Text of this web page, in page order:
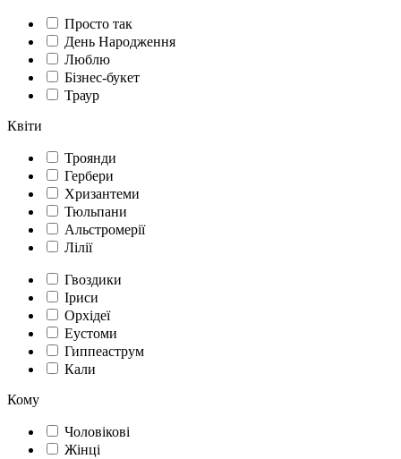
Просто так
День Народження
Люблю
Бізнес-букет
Траур
Квіти
Троянди
Гербери
Хризантеми
Тюльпани
Альстромерії
Лілії
Гвоздики
Іриси
Орхідеї
Еустоми
Гиппеаструм
Кали
Кому
Чоловікові
Жінці